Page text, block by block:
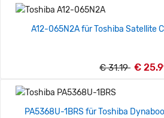
A12-065N2A für Toshiba Satellite
€ 31.19 €
PA5368U-1BRS für Toshiba